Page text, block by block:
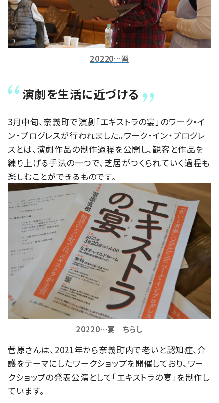
20220…習
演劇を生活に近づける
3月中旬、奈義町で演劇「エキストラの宴」のワーク・イ
ン・プログレスが行われました。ワーク・イン・プログレ
スとは、演劇作品の制作過程を公開し、観客と作品を
練り上げる手法の一つで、芝居がつくられていく過程も
楽しむことができるものです。
20220…宴 ちらし
菅原さんは、2021年から奈義町内で老いと認知症、介
護をテーマにしたワークショップを開催しており、ワー
クショップの発表公演として「エキストラの宴」を制作し
ています。